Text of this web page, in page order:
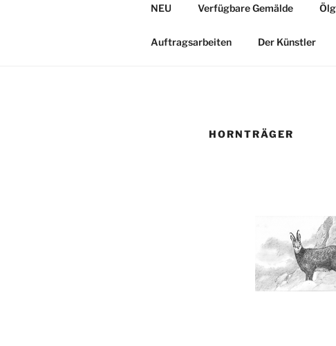
NEU Verfügbare Gemälde
Auftragsarbeiten Der Künstler
HORNTRÄGER